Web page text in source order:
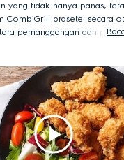
yang tidak hanya panas,
CombiGrill prasetel secara
pemanggangan dan